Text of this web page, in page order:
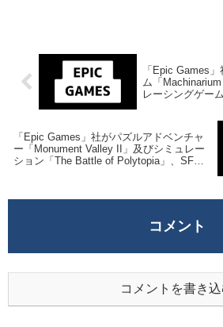
「Epic Games
ム「
レーシングゲー
「Epic Games」社がパズルアドベンチャ
ー「Monument Valley II」及びシミュレー
ション「The Battle of Polytopia」、SFア
コメント
コメントを書き